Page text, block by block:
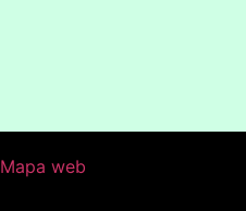
Mapa web